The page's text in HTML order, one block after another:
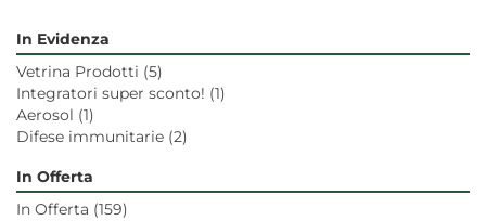
In Evidenza
Vetrina Prodotti (5)
Integratori super sconto! (1)
Aerosol (1)
Difese immunitarie (2)
In Offerta
In Offerta (159)